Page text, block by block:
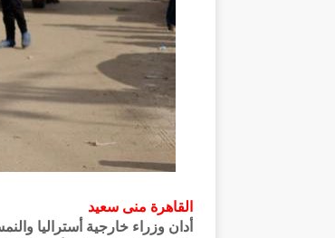
القاهرة منى سعيد
أدان وزراء خارجية أستراليا